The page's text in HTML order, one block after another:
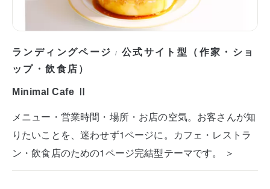
ランディングページ / 公式サイト型（作家・ショ
ップ・飲食店）
Minimal Cafe Ⅱ
メニュー・営業時間・場所・お店の空気。お客さんが知
りたいことを、迷わせず1ページに。カフェ・レストラ
ン・飲食店のための1ページ完結型テーマです。 ＞